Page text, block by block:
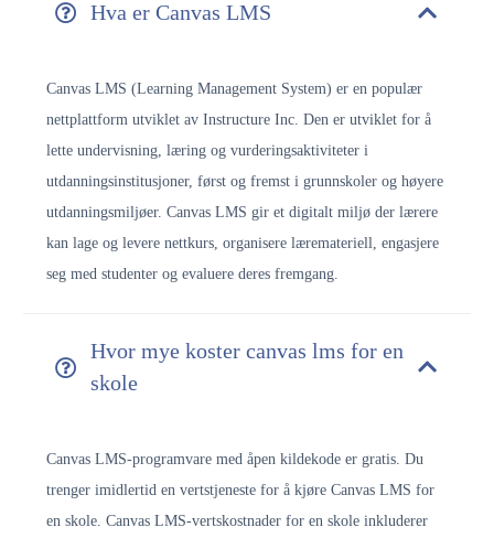
Hva er Canvas LMS
Canvas LMS (Learning Management System) er en populær
nettplattform utviklet av Instructure Inc. Den er utviklet for å
lette undervisning, læring og vurderingsaktiviteter i
utdanningsinstitusjoner, først og fremst i grunnskoler og høyere
utdanningsmiljøer. Canvas LMS gir et digitalt miljø der lærere
kan lage og levere nettkurs, organisere læremateriell, engasjere
seg med studenter og evaluere deres fremgang.
Hvor mye koster canvas lms for en
skole
Canvas LMS-programvare med åpen kildekode er gratis. Du
trenger imidlertid en vertstjeneste for å kjøre Canvas LMS for
en skole. Canvas LMS-vertskostnader for en skole inkluderer